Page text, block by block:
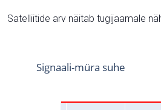
Satelliitide arv näitab tugijaamale